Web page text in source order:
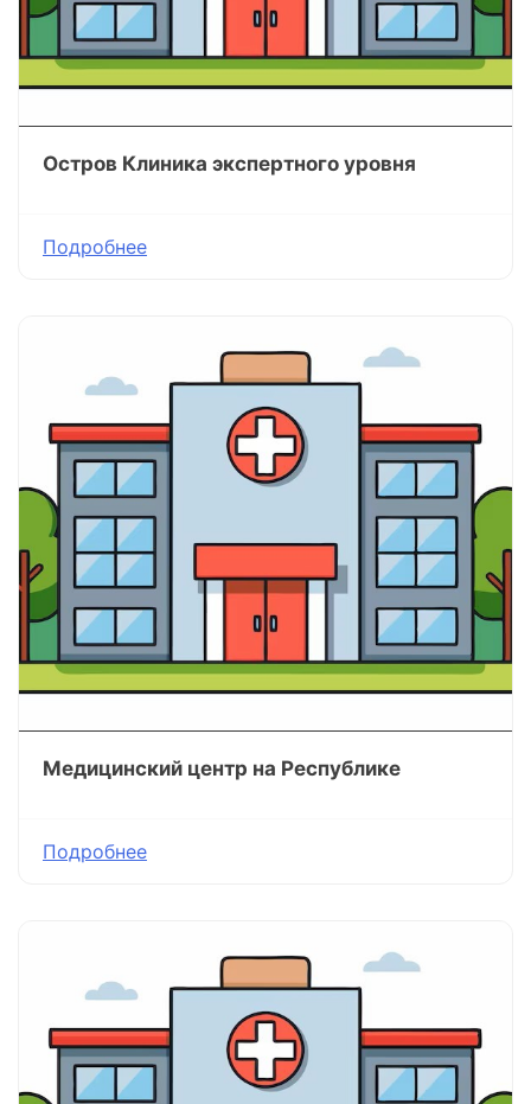
Остров Клиника экспертного уровня
Подробнее
Медицинский центр на Республике
Подробнее